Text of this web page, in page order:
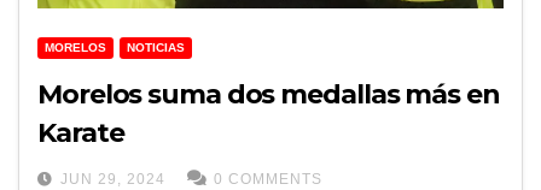
MORELOS NOTICIAS
Morelos suma dos medallas más en
Karate
JUN 29, 2024 0 COMMENTS